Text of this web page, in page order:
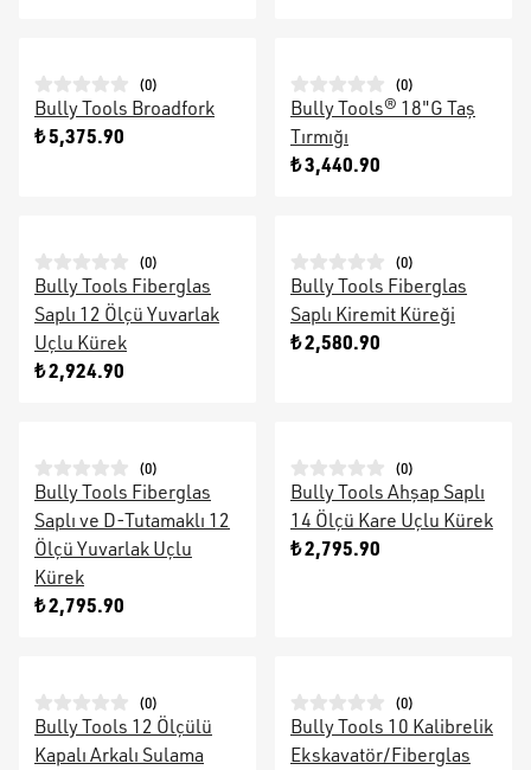
(0)
Bully Tools Broadfork
₺ 5,375.90
(0)
Bully Tools® 18"G Taş
Tırmığı
₺ 3,440.90
(0)
Bully Tools Fiberglas
Saplı 12 Ölçü Yuvarlak
Uçlu Kürek
₺ 2,924.90
(0)
Bully Tools Fiberglas
Saplı Kiremit Küreği
₺ 2,580.90
(0)
Bully Tools Fiberglas
Saplı ve D-Tutamaklı 12
Ölçü Yuvarlak Uçlu
Kürek
₺ 2,795.90
(0)
Bully Tools Ahşap Saplı
14 Ölçü Kare Uçlu Kürek
₺ 2,795.90
(0)
Bully Tools 12 Ölçülü
Kapalı Arkalı Sulama
(0)
Bully Tools 10 Kalibrelik
Ekskavatör/Fiberglas